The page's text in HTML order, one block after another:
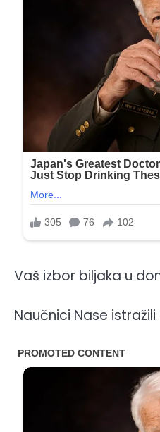
Vaš izbor biljaka u
Naučnici Nase